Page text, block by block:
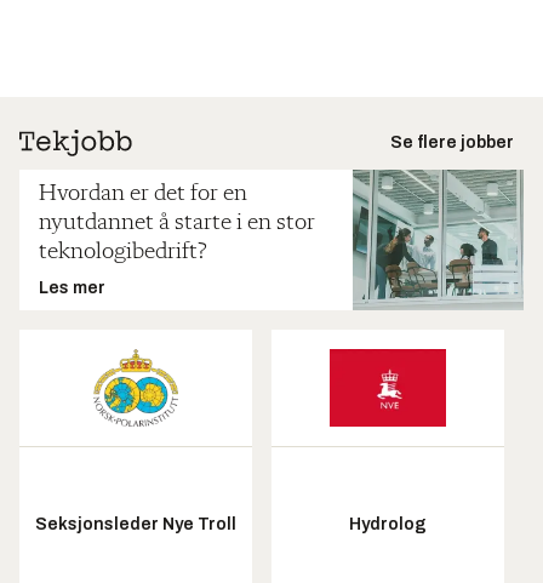
Se flere jobber
Hvordan er det for en
nyutdannet å starte i en stor
teknologibedrift?
Les mer
Seksjonsleder Nye Troll Hydrolog